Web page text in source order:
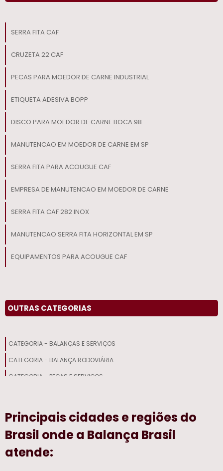
SERRA FITA CAF
CRUZETA 22 CAF
PECAS PARA MOEDOR DE CARNE INDUSTRIAL
ETIQUETA ADESIVA BOPP
DISCO PARA MOEDOR DE CARNE BOCA 98
MANUTENCAO EM MOEDOR DE CARNE EM SP
SERRA FITA PARA ACOUGUE CAF
EMPRESA DE MANUTENCAO EM MOEDOR DE CARNE
SERRA FITA CAF 282 INOX
MANUTENCAO SERRA FITA HORIZONTAL EM SP
EQUIPAMENTOS PARA ACOUGUE CAF
DISCO PARA MOEDOR DE CARNE
ETIQUETAS EM BRANCO
MANUTENCAO DE SERRA DE FITA
MANUTENCAO MOEDOR DE CARNE
PECAS PARA MOEDOR DE CARNE ELETRICO
OUTRAS CATEGORIAS
CATEGORIA - BALANÇAS E SERVIÇOS
CATEGORIA - BALANÇA RODOVIÁRIA
CATEGORIA - PEÇAS E SERVIÇOS
Principais cidades e regiões do
Brasil onde a Balança Brasil
atende: